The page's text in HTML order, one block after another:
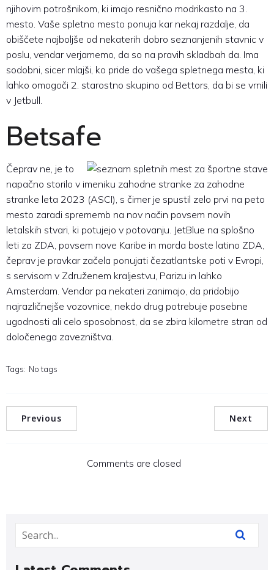
njihovim potrošnikom, ki imajo resnično modrikasto na 3.
mesto. Vaše spletno mesto ponuja kar nekaj razdalje, da
obiščete najboljše od nekaterih dobro seznanjenih stavnic v
poslu, vendar verjamemo, da so na pravih skladbah da. Ima
sodobni, sicer mlajši, ko pride do vašega spletnega mesta, ki
lahko omogoči 2. starostno skupino od Bettors, da bi se vrnili
v Jetbull.
Betsafe
Čeprav ne, je to
napačno storilo v imeniku zahodne stranke za zahodne
stranke leta 2023 (ASCI), s čimer je spustil zelo prvi na peto
mesto zaradi sprememb na nov način povsem novih
letalskih stvari, ki potujejo v potovanju. JetBlue na splošno
leti za ZDA, povsem nove Karibe in morda boste latino ZDA,
čeprav je pravkar začela ponujati čezatlantske poti v Evropi,
s servisom v Združenem kraljestvu, Parizu in lahko
Amsterdam. Vendar pa nekateri zanimajo, da pridobijo
najrazličnejše vozovnice, nekdo drug potrebuje posebne
ugodnosti ali celo sposobnost, da se zbira kilometre stran od
določenega zavezništva.
Tags: No tags
Previous Next
Comments are closed